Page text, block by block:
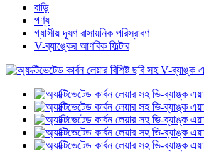
বাড়ি
পণ্য
গ্যাসীয় দূষণ রাসায়নিক পরিস্রাবণ
V-ব্যাঙ্কের আণবিক ফিল্টার